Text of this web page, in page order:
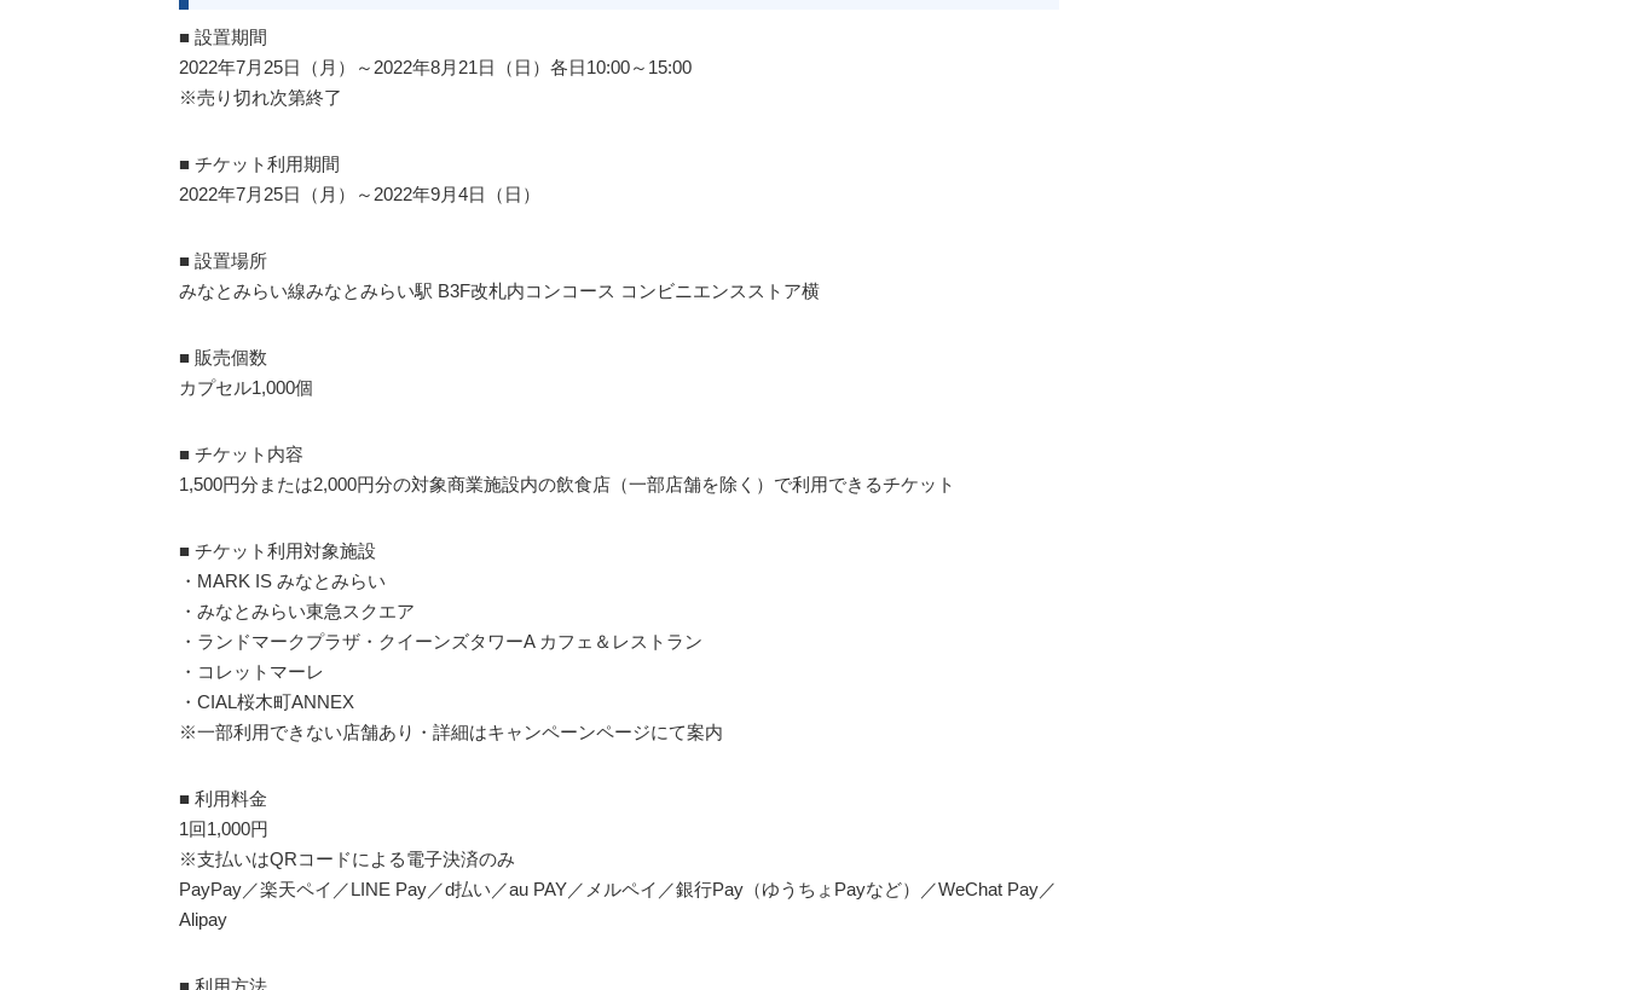
■ 設置期間
2022年7月25日（月）～2022年8月21日（日）各日10:00～15:00
※売り切れ次第終了
■ チケット利用期間
2022年7月25日（月）～2022年9月4日（日）
■ 設置場所
みなとみらい線みなとみらい駅 B3F改札内コンコース コンビニエンスストア横
■ 販売個数
カプセル1,000個
■ チケット内容
1,500円分または2,000円分の対象商業施設内の飲食店（一部店舗を除く）で利用できるチケット
■ チケット利用対象施設
・MARK IS みなとみらい
・みなとみらい東急スクエア
・ランドマークプラザ・クイーンズタワーA カフェ＆レストラン
・コレットマーレ
・CIAL桜木町ANNEX
※一部利用できない店舗あり・詳細はキャンペーンページにて案内
■ 利用料金
1回1,000円
※支払いはQRコードによる電子決済のみ
PayPay／楽天ペイ／LINE Pay／d払い／au PAY／メルペイ／銀行Pay（ゆうちょPayなど）／WeChat Pay／
Alipay
■ 利用方法